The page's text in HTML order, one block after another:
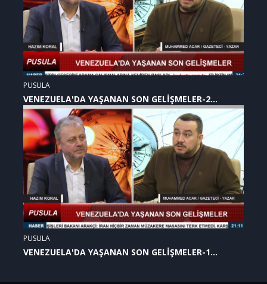
PUSULA
VENEZUELA'DA YAŞANAN SON GELİŞMELER-2
(07.01.2026)
PUSULA
VENEZUELA'DA YAŞANAN SON GELİŞMELER-1